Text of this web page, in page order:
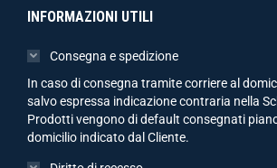
INFORMAZIONI UTILI
Consegna e spedizione
In caso di consegna tramite corriere al
salvo espressa indicazione contraria nella
Prodotti vengono di default consegnati
domicilio indicato dal Cliente.